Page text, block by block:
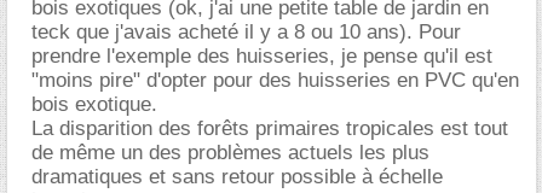
bois exotiques (ok, j'ai une petite table de jardin en
teck que j'avais acheté il y a 8 ou 10 ans). Pour
prendre l'exemple des huisseries, je pense qu'il est
"moins pire" d'opter pour des huisseries en PVC qu'en
bois exotique.
La disparition des forêts primaires tropicales est tout
de même un des problèmes actuels les plus
dramatiques et sans retour possible à échelle